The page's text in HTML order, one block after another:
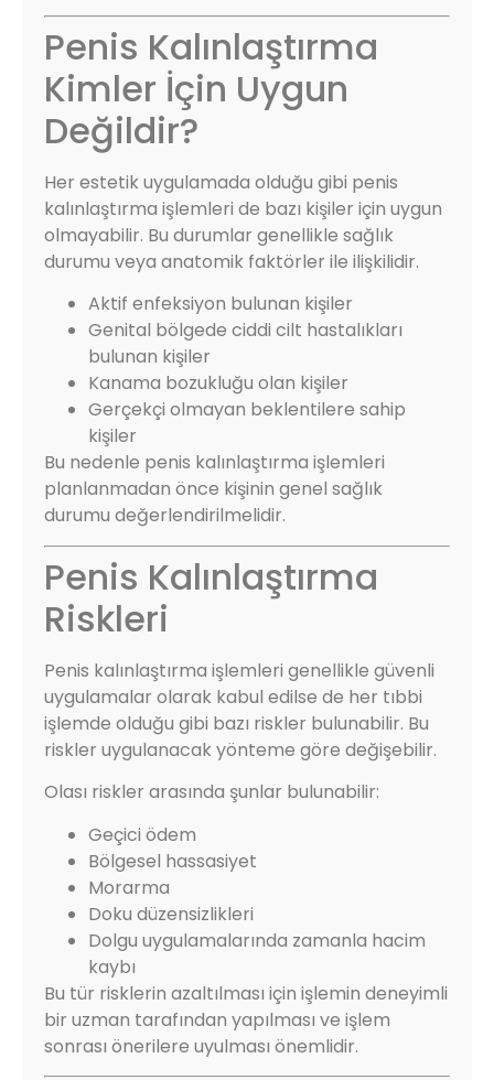
Penis Kalınlaştırma
Kimler İçin Uygun
Değildir?
Her estetik uygulamada olduğu gibi penis
kalınlaştırma işlemleri de bazı kişiler için uygun
olmayabilir. Bu durumlar genellikle sağlık
durumu veya anatomik faktörler ile ilişkilidir.
Aktif enfeksiyon bulunan kişiler
Genital bölgede ciddi cilt hastalıkları
bulunan kişiler
Kanama bozukluğu olan kişiler
Gerçekçi olmayan beklentilere sahip
kişiler
Bu nedenle penis kalınlaştırma işlemleri
planlanmadan önce kişinin genel sağlık
durumu değerlendirilmelidir.
Penis Kalınlaştırma
Riskleri
Penis kalınlaştırma işlemleri genellikle güvenli
uygulamalar olarak kabul edilse de her tıbbi
işlemde olduğu gibi bazı riskler bulunabilir. Bu
riskler uygulanacak yönteme göre değişebilir.
Olası riskler arasında şunlar bulunabilir:
Geçici ödem
Bölgesel hassasiyet
Morarma
Doku düzensizlikleri
Dolgu uygulamalarında zamanla hacim
kaybı
Bu tür risklerin azaltılması için işlemin deneyimli
bir uzman tarafından yapılması ve işlem
sonrası önerilere uyulması önemlidir.